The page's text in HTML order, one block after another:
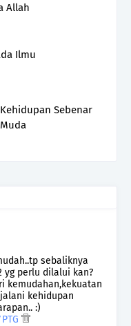
Allah
Ilmu
Sebenar
sebaliknya
yg perlu dilalui kan?
kemudahan,kekuatan
kehidupan
:)